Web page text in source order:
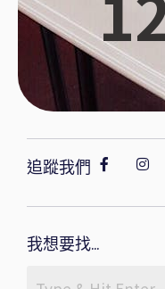
追蹤我們
我想要找...